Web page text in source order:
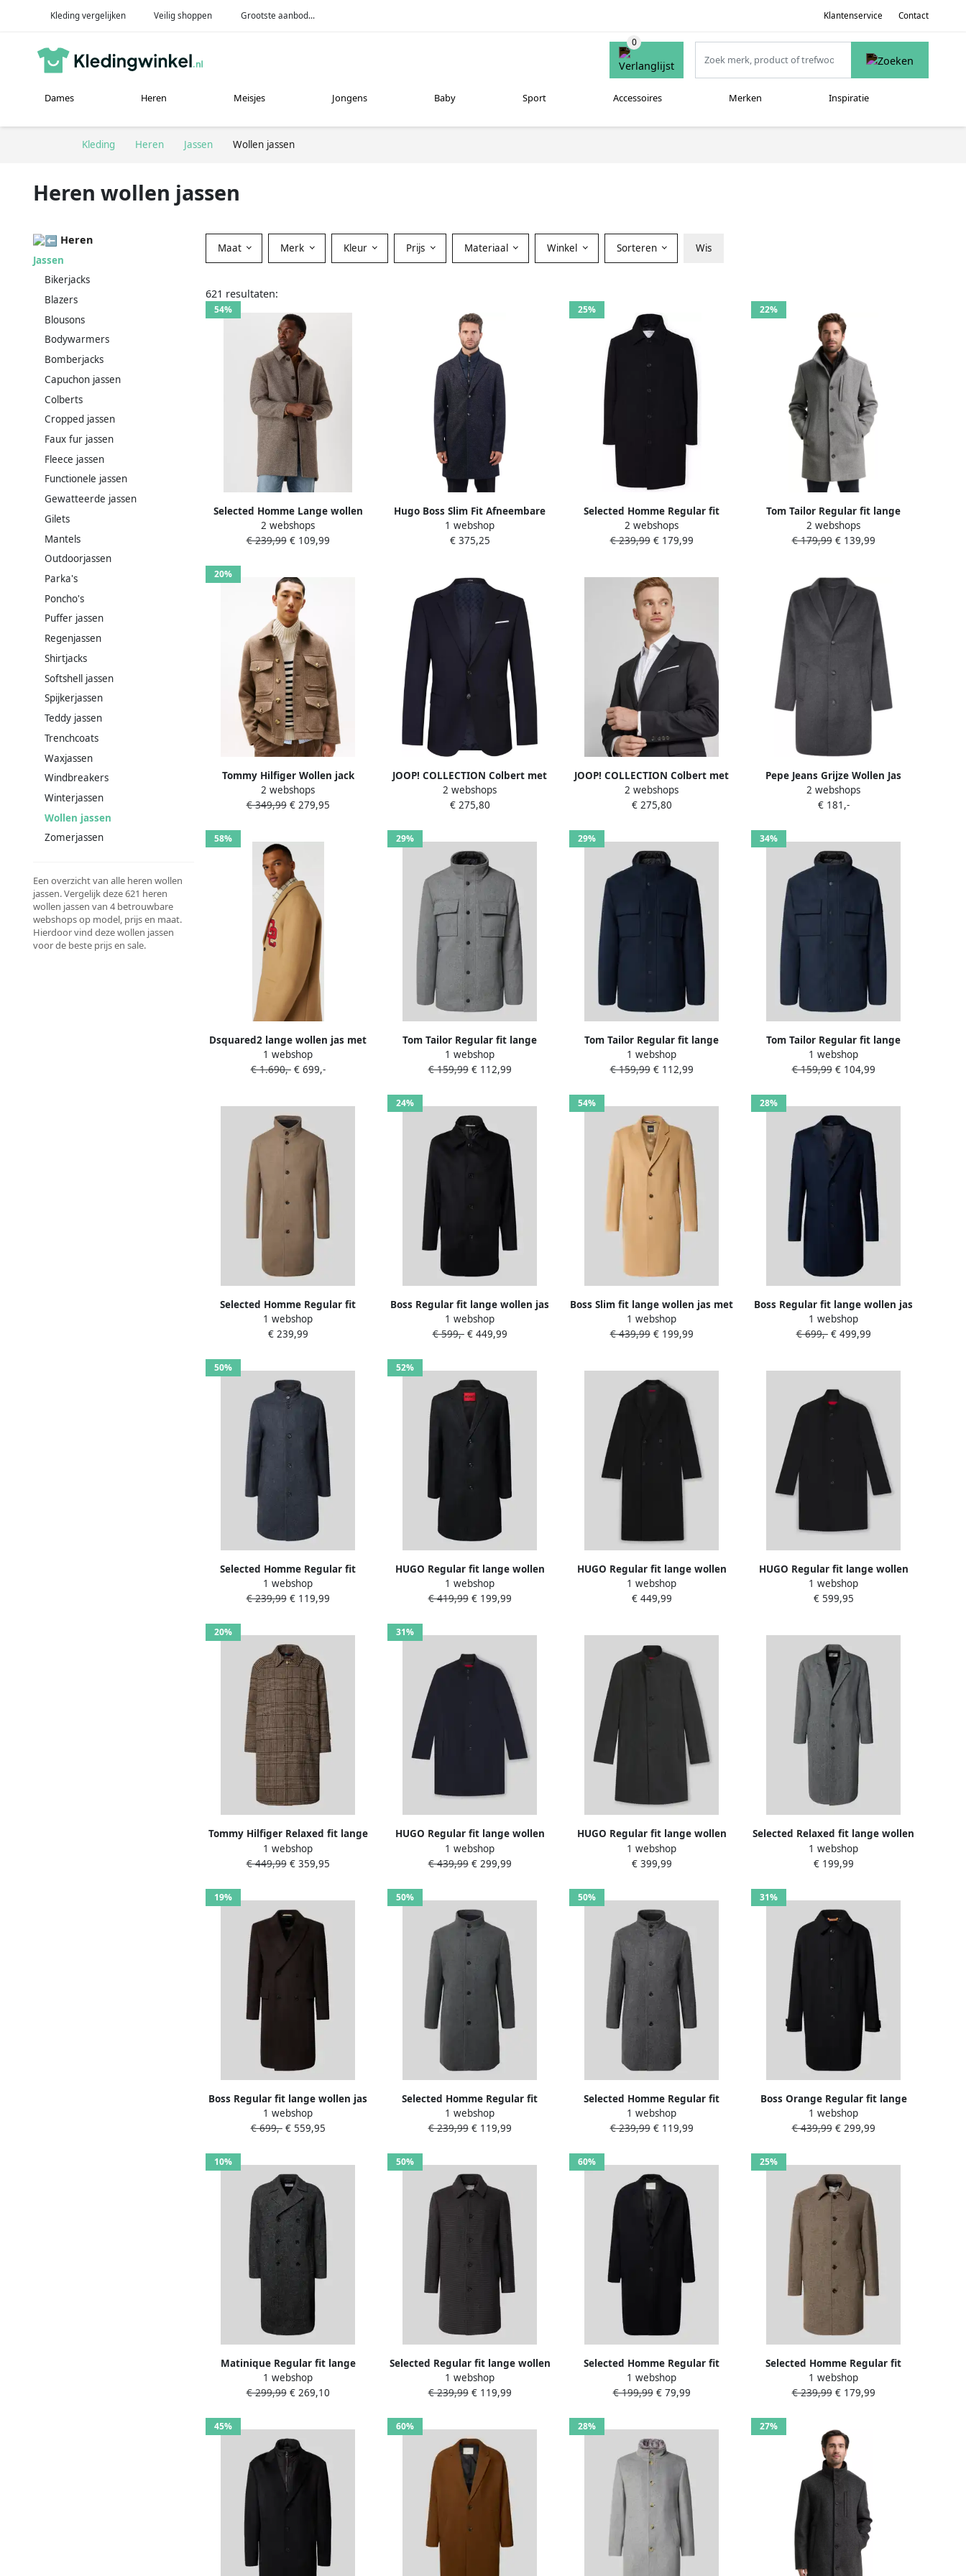
Kleding vergelijken Veilig shoppen Grootste aanbod... Klantenservice Contact
Dames Heren Meisjes Jongens Baby Sport Accessoires Merken Inspiratie
Kleding Heren Jassen Wollen jassen
Heren wollen jassen
Heren
Jassen
Bikerjacks
Blazers
Blousons
Bodywarmers
Bomberjacks
Capuchon jassen
Colberts
Cropped jassen
Faux fur jassen
Fleece jassen
Functionele jassen
Gewatteerde jassen
Gilets
Mantels
Outdoorjassen
Parka's
Poncho's
Puffer jassen
Regenjassen
Shirtjacks
Softshell jassen
Spijkerjassen
Teddy jassen
Trenchcoats
Waxjassen
Windbreakers
Winterjassen
Wollen jassen
Zomerjassen
Een overzicht van alle heren wollen
jassen. Vergelijk deze 621 heren
wollen jassen van 4 betrouwbare
webshops op model, prijs en maat.
Hierdoor vind deze wollen jassen
voor de beste prijs en sale.
Maat Merk Kleur Prijs Materiaal Winkel Sorteren Wis
621 resultaten:
54%
Selected Homme Lange wollen
jas met platte kraag model
'ARCHIVE'
2 webshops
€ 239,99€ 109,99
Hugo Boss Slim Fit Afneembare
Ritsjas H-Hyde-Bib-234 Blue
Heren
1 webshop
€ 375,25
25%
Selected Homme Regular fit
lange wollen jas met platte kraag
model 'ARCHIVE'
2 webshops
€ 239,99€ 179,99
22%
Tom Tailor Regular fit lange
wollen jas met opstaande kraag
2 webshops
€ 179,99€ 139,99
20%
Tommy Hilfiger Wollen jack
WOOL JACKET Wollen jas
overgangsjas winterjas
2 webshops
€ 349,99€ 279,95
JOOP! COLLECTION Colbert met
paspelzak op de borst model
'Herby'
2 webshops
€ 275,80
JOOP! COLLECTION Colbert met
paspelzak op de borst model
'Herby'
2 webshops
€ 275,80
Pepe Jeans Grijze Wollen Jas
Brighton Gray Heren
2 webshops
€ 181,-
58%
Dsquared2 lange wollen jas met
klepzakken
1 webshop
€ 1.690,-€ 699,-
29%
Tom Tailor Regular fit lange
wollen jas van wolmix met
afneembare binnenkraag
1 webshop
€ 159,99€ 112,99
29%
Tom Tailor Regular fit lange
wollen jas met afneembare
binnenkraag
1 webshop
€ 159,99€ 112,99
34%
Tom Tailor Regular fit lange
wollen jas van wolmix met
afneembare binnenkraag
1 webshop
€ 159,99€ 104,99
Selected Homme Regular fit
lange wollen jas met
gewatteerde inzet model
1 webshop
€ 239,99
24%
Boss Regular fit lange wollen jas
met kasjmier model 'CLARK'
1 webshop
€ 599,-€ 449,99
54%
Boss Slim fit lange wollen jas met
reverskraag model 'HYDE'
1 webshop
€ 439,99€ 199,99
28%
Boss Regular fit lange wollen jas
met kasjmier BECKHAM x
1 webshop
€ 699,-€ 499,99
50%
Selected Homme Regular fit
lange wollen jas met
gewatteerde inzet model
1 webshop
€ 239,99€ 119,99
52%
HUGO Regular fit lange wollen
jas van twill model 'MALTE2541'
1 webshop
€ 419,99€ 199,99
HUGO Regular fit lange wollen
jas met dubbele knoopsluiting
model 'MENCI2541'
1 webshop
€ 449,99
HUGO Regular fit lange wollen
jas met opstaande kraag model
'MINTRAX2541'
1 webshop
€ 599,95
20%
Tommy Hilfiger Relaxed fit lange
wollen jas met blinde
knoopsluiting
1 webshop
€ 449,99€ 359,95
31%
HUGO Regular fit lange wollen
jas met opstaande kraag model
'MINTRAX2541'
1 webshop
€ 439,99€ 299,99
HUGO Regular fit lange wollen
jas met opstaande kraag model
'MINTRAX2541'
1 webshop
€ 399,99
Selected Relaxed fit lange wollen
jas met reverskraag model
'MILOS'
1 webshop
€ 199,99
19%
Boss Regular fit lange wollen jas
van alpacamix model 'HYDE-DB-
PEAK-254'
1 webshop
€ 699,-€ 559,95
50%
Selected Homme Regular fit
lange wollen jas met
gewatteerde inzet model
1 webshop
€ 239,99€ 119,99
50%
Selected Homme Regular fit
lange wollen jas met
gewatteerde inzet model
1 webshop
€ 239,99€ 119,99
31%
Boss Orange Regular fit lange
wollen jas met platte kraag
model 'OCOZIER'
1 webshop
€ 439,99€ 299,99
10%
Matinique Regular fit lange
wollen jas met viscose model
'Bullmer'
1 webshop
€ 299,99€ 269,10
50%
Selected Regular fit lange wollen
jas met platte kraag model
'ARCHIVE'
1 webshop
€ 239,99€ 119,99
60%
Selected Homme Regular fit
lange wollen jas met reverskraag
model 'MILO'
1 webshop
€ 199,99€ 79,99
25%
Selected Homme Regular fit
lange wollen jas met platte kraag
model 'ARCHIVE'
1 webshop
€ 239,99€ 179,99
45% 60% 28% 27%